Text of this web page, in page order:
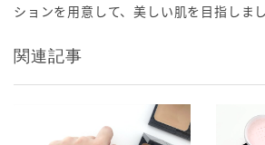
ションを用意して、美しい肌を目指しまし
関連記事